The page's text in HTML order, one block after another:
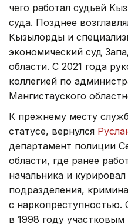
чего работал судьей
суда. Позднее
Кызылорды и
экономический суд
области. С 2021 года
коллегией по
Мангистауского
К прежнему месту
статусе, вернулся
департамент полиции
области, где ранее
начальника и
подразделения,
с наркопреступностью.
в 1998 году